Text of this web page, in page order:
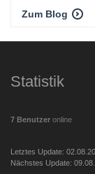
Zum Blog
Statistik
7 Benutzer online
Letztes Update:
Nächstes Update: